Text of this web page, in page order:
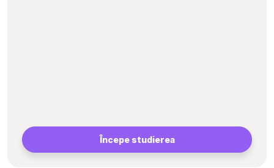
Începe studierea